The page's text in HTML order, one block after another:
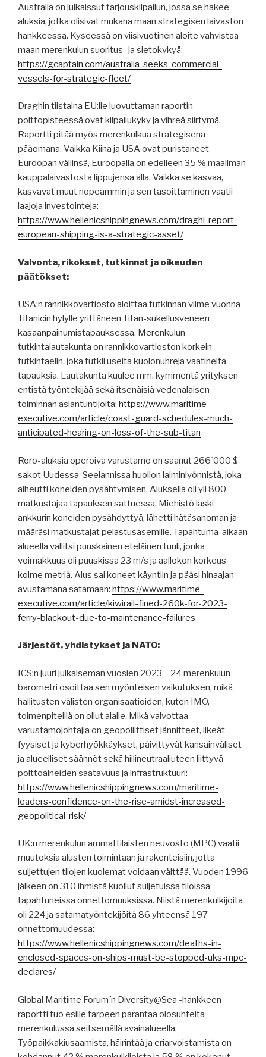
Australia on julkaissut tarjouskilpailun, jossa se hakee
aluksia, jotka olisivat mukana maan strategisen laivaston
hankkeessa. Kyseessä on viisivuotinen aloite vahvistaa
maan merenkulun suoritus- ja sietokykyä:
https://gcaptain.com/australia-seeks-commercial-
vessels-for-strategic-fleet/
Draghin tiistaina EU:lle luovuttaman raportin
polttopisteessä ovat kilpailukyky ja vihreä siirtymä.
Raportti pitää myös merenkulkua strategisena
pääomana. Vaikka Kiina ja USA ovat puristaneet
Euroopan väliinsä, Euroopalla on edelleen 35 % maailman
kauppalaivastosta lippujensa alla. Vaikka se kasvaa,
kasvavat muut nopeammin ja sen tasoittaminen vaatii
laajoja investointeja:
https://www.hellenicshippingnews.com/draghi-report-
european-shipping-is-a-strategic-asset/
Valvonta, rikokset, tutkinnat ja oikeuden
päätökset:
USA:n rannikkovartiosto aloittaa tutkinnan viime vuonna
Titanicin hylylle yrittäneen Titan-sukellusveneen
kasaanpainumistapauksessa. Merenkulun
tutkintalautakunta on rannikkovartioston korkein
tutkintaelin, joka tutkii useita kuolonuhreja vaatineita
tapauksia. Lautakunta kuulee mm. kymmentä yrityksen
entistä työntekijää sekä itsenäisiä vedenalaisen
toiminnan asiantuntijoita: https://www.maritime-
executive.com/article/coast-guard-schedules-much-
anticipated-hearing-on-loss-of-the-sub-titan
Roro-aluksia operoiva varustamo on saanut 266´000 $
sakot Uudessa-Seelannissa huollon laiminlyönnistä, joka
aiheutti koneiden pysähtymisen. Aluksella oli yli 800
matkustajaa tapauksen sattuessa. Miehistö laski
ankkurin koneiden pysähdyttyä, lähetti hätäsanoman ja
määräsi matkustajat pelastusasemille. Tapahtuma-aikaan
alueella vallitsi puuskainen eteläinen tuuli, jonka
voimakkuus oli puuskissa 23 m/s ja aallokon korkeus
kolme metriä. Alus sai koneet käyntiin ja pääsi hinaajan
avustamana satamaan: https://www.maritime-
executive.com/article/kiwirail-fined-260k-for-2023-
ferry-blackout-due-to-maintenance-failures
Järjestöt, yhdistykset ja NATO:
ICS:n juuri julkaiseman vuosien 2023 – 24 merenkulun
barometri osoittaa sen myönteisen vaikutuksen, mikä
hallitusten välisten organisaatioiden, kuten IMO,
toimenpiteillä on ollut alalle. Mikä valvottaa
varustamojohtajia on geopoliittiset jännitteet, ilkeät
fyysiset ja kyberhyökkäykset, päivittyvät kansainväliset
ja alueelliset säännöt sekä hiilineutraaliuteen liittyvä
polttoaineiden saatavuus ja infrastruktuuri:
https://www.hellenicshippingnews.com/maritime-
leaders-confidence-on-the-rise-amidst-increased-
geopolitical-risk/
UK:n merenkulun ammattilaisten neuvosto (MPC) vaatii
muutoksia alusten toimintaan ja rakenteisiin, jotta
suljettujen tilojen kuolemat voidaan välttää. Vuoden 1996
jälkeen on 310 ihmistä kuollut suljetuissa tiloissa
tapahtuneissa onnettomuuksissa. Niistä merenkulkijoita
oli 224 ja satamatyöntekijöitä 86 yhteensä 197
onnettomuudessa:
https://www.hellenicshippingnews.com/deaths-in-
enclosed-spaces-on-ships-must-be-stopped-uks-mpc-
declares/
Global Maritime Forum´n Diversity@Sea -hankkeen
raportti tuo esille tarpeen parantaa olosuhteita
merenkulussa seitsemällä avainalueella.
Työpaikkakiusaamista, häirintää ja eriarvoistamista on